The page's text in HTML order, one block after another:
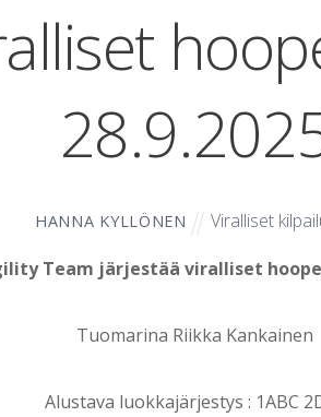
HANNA KYLLÖNEN
Viralliset
Team järjestää viralliset
Tuomarina Riikka Kankainen
Alustava luokkajärjestys : 1ABC